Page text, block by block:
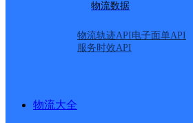
物流数据
物流轨迹API电子面单API
服务时效API
物流大全